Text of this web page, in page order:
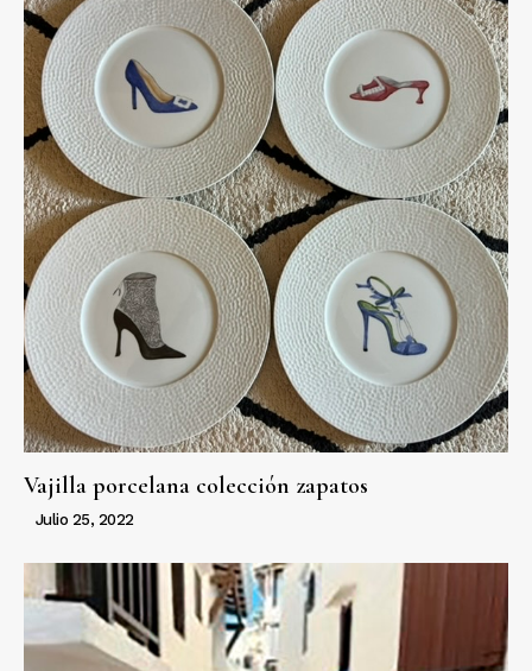
Vajilla porcelana colección zapatos
Julio 25, 2022